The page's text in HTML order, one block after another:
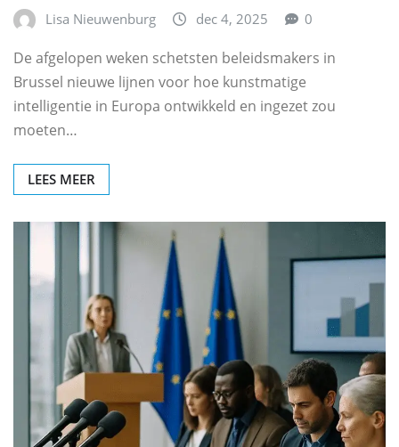
Lisa Nieuwenburg dec 4, 2025 0
De afgelopen weken schetsten beleidsmakers in
Brussel nieuwe lijnen voor hoe kunstmatige
intelligentie in Europa ontwikkeld en ingezet zou
moeten…
LEES MEER